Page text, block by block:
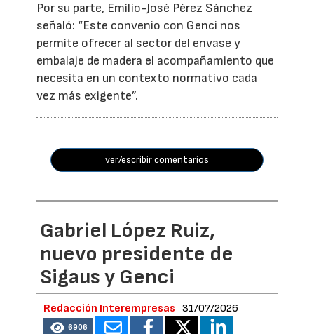
Por su parte, Emilio-José Pérez Sánchez
señaló: “Este convenio con Genci nos
permite ofrecer al sector del envase y
embalaje de madera el acompañamiento que
necesita en un contexto normativo cada
vez más exigente”.
ver/escribir comentarios
Gabriel López Ruiz,
nuevo presidente de
Sigaus y Genci
Redacción Interempresas 31/07/2026
6906